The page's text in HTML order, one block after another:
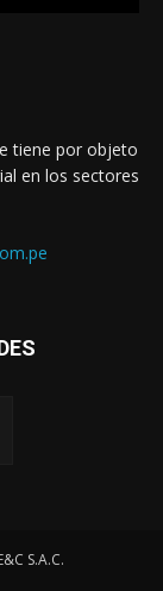
tiene por objeto
en los sectores
S.A.C.